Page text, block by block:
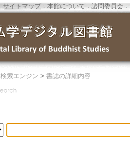
サイトマップ．本館について ． 諮問委員会 ．
検索エンジン > 書誌の詳細内容